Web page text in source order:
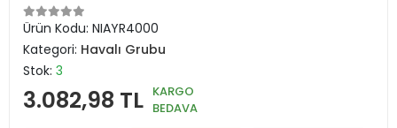
Ürün Kodu: NIAYR4000
Kategori: Havalı Grubu
Stok: 3
3.082,98 TL KARGO
BEDAVA